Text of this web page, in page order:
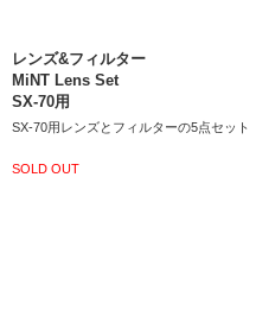
レンズ&フィルター
MiNT Lens Set
SX-70用
SX-70用レンズとフィルターの5点セット
SOLD OUT